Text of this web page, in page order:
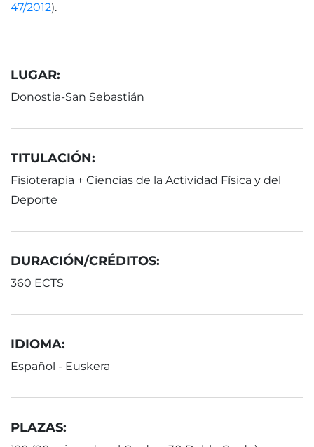
47/2012).
LUGAR:
Donostia-San Sebastián
TITULACIÓN:
Fisioterapia + Ciencias de la Actividad Física y del
Deporte
DURACIÓN/CRÉDITOS:
360 ECTS
IDIOMA:
Español - Euskera
PLAZAS: